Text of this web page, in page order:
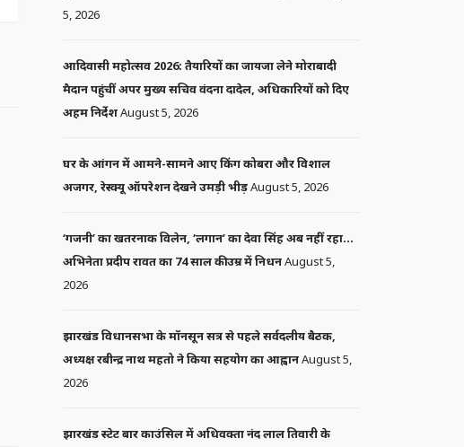
5, 2026
आदिवासी महोत्सव 2026: तैयारियों का जायजा लेने मोराबादी
मैदान पहुंचीं अपर मुख्य सचिव वंदना दादेल, अधिकारियों को दिए
अहम निर्देशAugust 5, 2026
घर के आंगन में आमने-सामने आए किंग कोबरा और विशाल
अजगर, रेस्क्यू ऑपरेशन देखने उमड़ी भीड़August 5, 2026
‘गजनी’ का खतरनाक विलेन, ‘लगान’ का देवा सिंह अब नहीं रहा…
अभिनेता प्रदीप रावत का 74 साल की उम्र में निधनAugust 5,
2026
झारखंड विधानसभा के मॉनसून सत्र से पहले सर्वदलीय बैठक,
अध्यक्ष रबीन्द्र नाथ महतो ने किया सहयोग का आह्वानAugust 5,
2026
झारखंड स्टेट बार काउंसिल में अधिवक्ता नंद लाल तिवारी के